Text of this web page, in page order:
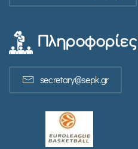
secretary@sepk.gr